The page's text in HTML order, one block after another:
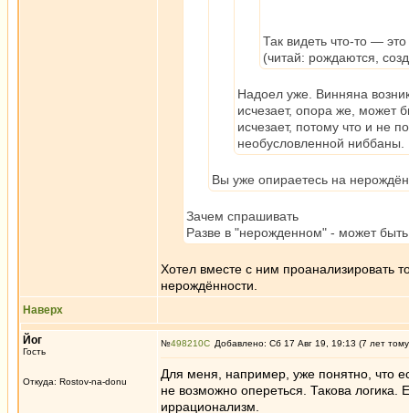
Так видеть что-то —
(читай: рождаются,
Надоел уже. Винняна
исчезает, опора же, может
исчезает, потому что и не
необусловленной ниббаны.
Вы уже опираетесь на
Зачем спрашивать
Разве в "нерожденном" - может
Хотел вместе с ним проанализировать
нерождённости.
Наверх
Йог
Гость
Откуда: Rostov-na-donu
№498210 Добавлено: Сб 17 Авг 19, 19:13 (7 лет
Для меня, например, уже понятно, что
не возможно опереться. Такова
иррационализм.